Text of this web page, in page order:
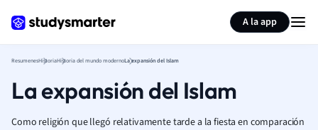
A la app
ResumenesHistoriaHistoria del mundo modernoLa expansión del Islam
La expansión del Islam
Como religión que llegó relativamente tarde a la fiesta en comparación
Resumir página